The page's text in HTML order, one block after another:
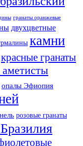
гранаты оранжевые
двухцветные
камни
красные гранаты
аметисты
опалы Эфиопия
розовые гранаты